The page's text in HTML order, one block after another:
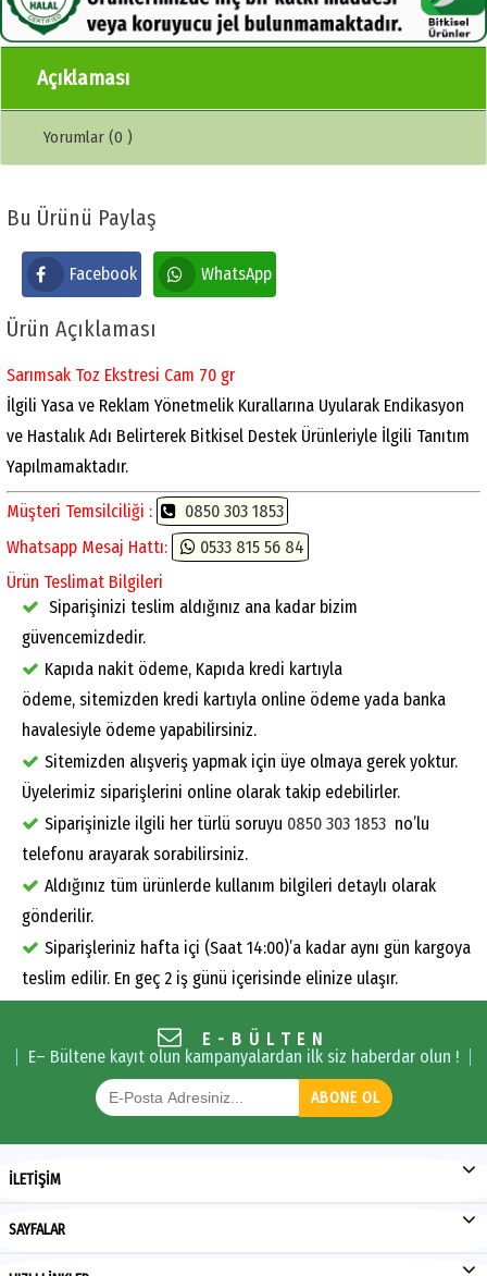
Açıklaması
Yorumlar (0 )
Bu Ürünü Paylaş
Facebook WhatsApp
Ürün Açıklaması
Sarımsak Toz Ekstresi Cam 70 gr
İlgili Yasa ve Reklam Yönetmelik Kurallarına Uyularak Endikasyon
ve Hastalık Adı Belirterek Bitkisel Destek Ürünleriyle İlgili Tanıtım
Yapılmamaktadır.
Müşteri Temsilciliği :
0850 303 1853
Whatsapp Mesaj Hattı:
0533 815 56 84
Ürün Teslimat Bilgileri
Siparişinizi teslim aldığınız ana kadar bizim
güvencemizdedir.
Kapıda nakit ödeme, Kapıda kredi kartıyla
ödeme, sitemizden kredi kartıyla online ödeme yada banka
havalesiyle ödeme yapabilirsiniz.
Sitemizden alışveriş yapmak için üye olmaya gerek yoktur.
Üyelerimiz siparişlerini online olarak takip edebilirler.
Siparişinizle ilgili her türlü soruyu 0850 303 1853 no’lu
telefonu arayarak sorabilirsiniz.
Aldığınız tüm ürünlerde kullanım bilgileri detaylı olarak
gönderilir.
Siparişleriniz hafta içi (Saat 14:00)’a kadar aynı gün kargoya
teslim edilir. En geç 2 iş günü içerisinde elinize ulaşır.
E-BÜLTEN
E– Bültene kayıt olun kampanyalardan ilk siz haberdar olun !
ABONE OL
İLETİŞİM
SAYFALAR